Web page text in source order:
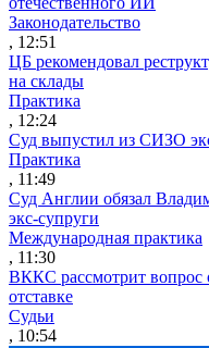
Законодательство
, 12:51
ЦБ рекомендовал
на склады
Практика
, 12:24
Суд выпустил из СИЗО
Практика
, 11:49
Суд Англии обязал
экс-супруги
Международная практика
, 11:30
ВККС рассмотрит вопрос
отставке
Судьи
, 10:54